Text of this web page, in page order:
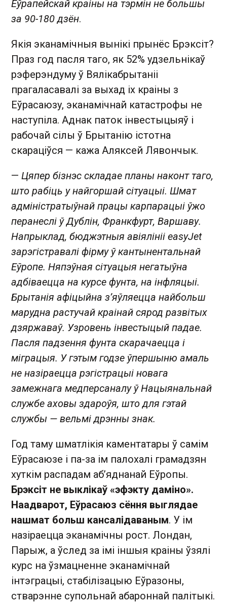
Еўрапейскай краіны на тэрмін не большы
за 90-180 дзён.
Якія эканамічныя вынікі прынёс Брэксіт?
Праз год пасля таго, як 52% удзельнікаў
рэферэндуму ў Вялікабрытаніі
прагаласавалі за выхад іх краіны з
Еўрасаюзу, эканамічнай катастрофы не
наступіла. Аднак паток інвестыцыяў і
рабочай сілы ў Брытанію істотна
скараціўся — кажа Аляксей Лявончык.
— Цяпер бізнэс складае планы наконт таго,
што рабіць у найгоршай сітуацыі. Шмат
адміністратыўнай працы карпарацыі ўжо
перанеслі ў Дублін, Франкфурт, Варшаву.
Напрыклад, бюджэтныя авіялініі easyJet
зарэгістравалі фірму ў кантынентальнай
Еўропе. Няпэўная сітуацыя негатыўна
адбіваецца на курсе фунта, на інфляцыі.
Брытанія афіцыйна з’яўляецца найбольш
марудна растучай краінай сярод развітых
дзяржаваў. Узровень інвестыцый падае.
Пасля падзення фунта скарачаецца і
міграцыя. У гэтым годзе ўпершыню амаль
не назіраецца рэгістрацыі новага
замежнага медперсаналу ў Нацыянальнай
службе аховы здароўя, што для гэтай
службы — вельмі дрэнны знак.
Год таму шматлікія каментатары ў самім
Еўрасаюзе і па-за ім палохалі грамадзян
хуткім распадам аб’яднанай Еўропы.
Брэксіт не выклікаў «эфэкту даміно».
Наадварот, Еўрасаюз сёння выглядае
нашмат больш кансалідаваным. У ім
назіраецца эканамічны рост. Лондан,
Парыж, а ўслед за імі іншыя краіны ўзялі
курс на ўзмацненне эканамічнай
інтэграцыі, стабілізацыю Еўразоны,
стварэнне супольнай абароннай палітыкі.